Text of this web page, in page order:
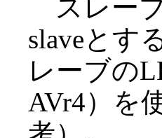
スレーブ
slaveとす
レーブの
AVr4）を